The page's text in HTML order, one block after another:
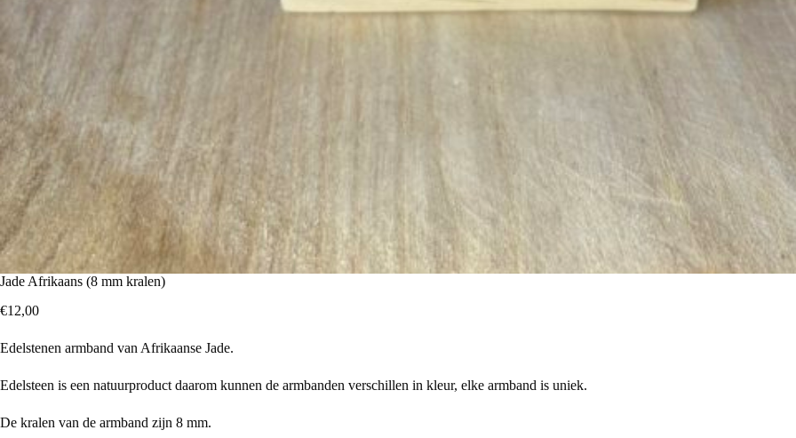
Jade Afrikaans (8 mm kralen)
€12,00
Edelstenen armband van Afrikaanse Jade.
Edelsteen is een natuurproduct daarom kunnen de armbanden verschillen in kleur, elke armband is uniek.
De kralen van de armband zijn 8 mm.